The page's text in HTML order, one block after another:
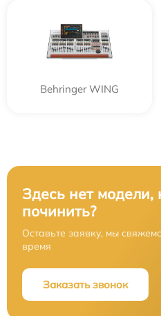
Behringer WING
Здесь нет модели,
починить?
Оставьте заявку, мы
время
Заказать звонок